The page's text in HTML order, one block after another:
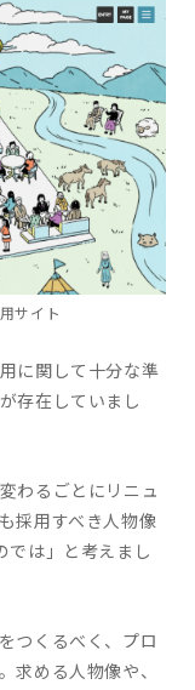
サイト
に関して十分な準
存在していまし
わるごとにリニュ
採用すべき人物像
では」と考えまし
つくるべく、プロ
求める人物像や、